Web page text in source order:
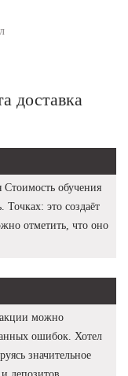
доставка
обучения
это создаёт
отметить, что оно
можно
ошибок. Хотел
значительное